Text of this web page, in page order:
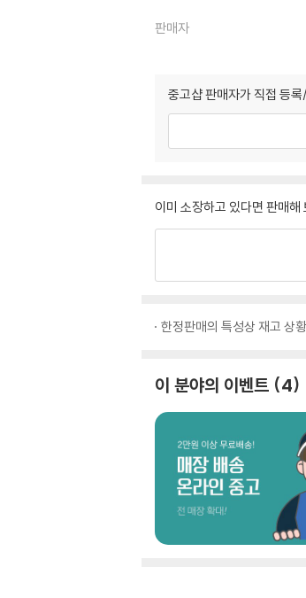
판매자
중고샵 판매자가 직접 등
이미 소장하고 있다면 판매해
한정판매의 특성상 재고 상
이 분야의 이벤트 4